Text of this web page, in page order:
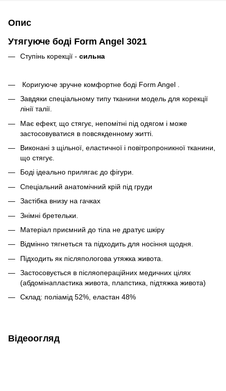
Опис
Утягуюче боді Form Angel 3021
Ступінь корекції - сильна
Коригуюче зручне комфортне боді Form Angel .
Завдяки спеціальному типу тканини модель для корекції
лінії талії.
Має ефект, що стягує, непомітні під одягом і може
застосовуватися в повсякденному житті.
Виконані з щільної, еластичної і повітропроникної тканини,
що стягує.
Боді ідеально прилягає до фігури.
Спеціальний анатомічний крій під груди
Застібка внизу на гачках
Знімні бретельки.
Матеріал приємний до тіла не дратує шкіру
Відмінно тягнеться та підходить для носіння щодня.
Підходить як післяпологова утяжка живота.
Застосовується в післяопераційних медичних цілях
(абдомінапластика живота, плапстика, підтяжка живота)
Склад: поліамід 52%, еластан 48%
Відеоогляд